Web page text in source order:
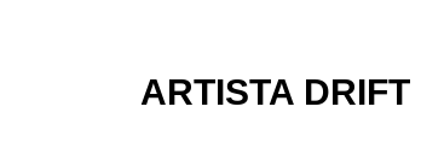
ARTISTA DRIFT